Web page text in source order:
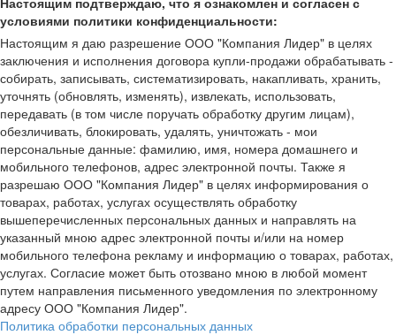
условиями политики конфиденциальности:
Настоящим я даю разрешение ООО "Компания Лидер" в целях
заключения и исполнения договора купли-продажи обрабатывать -
собирать, записывать, систематизировать, накапливать, хранить,
уточнять (обновлять, изменять), извлекать, использовать,
передавать (в том числе поручать обработку другим лицам),
обезличивать, блокировать, удалять, уничтожать - мои
персональные данные: фамилию, имя, номера домашнего и
мобильного телефонов, адрес электронной почты. Также я
разрешаю ООО "Компания Лидер" в целях информирования о
товарах, работах, услугах осуществлять обработку
вышеперечисленных персональных данных и направлять на
указанный мною адрес электронной почты и/или на номер
мобильного телефона рекламу и информацию о товарах, работах,
услугах. Согласие может быть отозвано мною в любой момент
путем направления письменного уведомления по электронному
адресу ООО "Компания Лидер".
Политика обработки персональных данных